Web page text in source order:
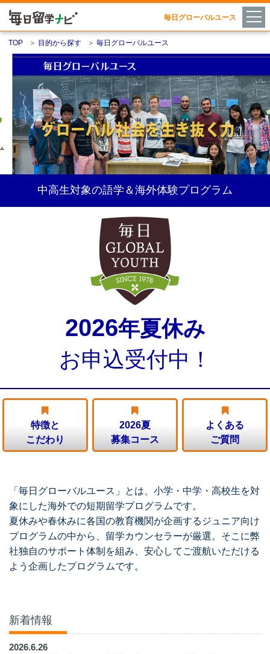
毎日グローバルユース
TOP ＞ 目的から探す ＞ 毎日グローバルユース
中高生対象の語学＆海外体験プログラム
2026年夏休み
お申込受付中！
特徴と
こだわり
2026夏
募集コース
よくある
ご質問
「毎日グローバルユース」とは、小学・中学・高校生を対
象にした海外での短期留学プログラムです。
夏休みや春休みに各国の教育機関が企画するジュニア向け
プログラムの中から、留学カウンセラーが厳選。そこに弊
社独自のサポート体制を組み、安心してご渡航いただける
よう企画したプログラムです。
新着情報
2026.6.26